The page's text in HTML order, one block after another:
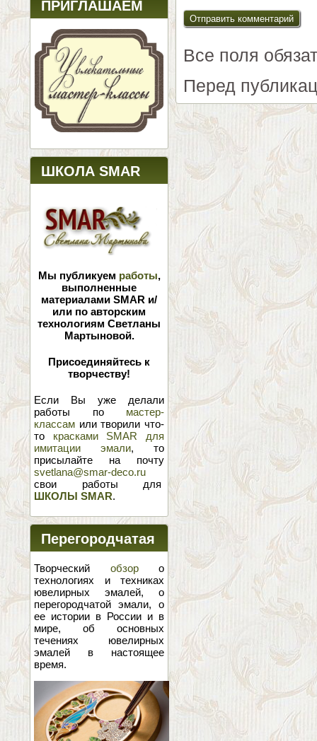
ПРИГЛАШАЕМ
ШКОЛА SMAR
Мы публикуем работы,
выполненные
материалами SMAR и/
или по авторским
технологиям Светланы
Мартыновой.
Присоединяйтесь к
творчеству!
Если Вы уже делали
работы по мастер-
классам или творили что-
то красками SMAR для
имитации эмали, то
присылайте на почту
svetlana@smar-deco.ru
свои работы для
ШКОЛЫ SMAR.
Перегородчатая
эмаль
Творческий обзоро
технологиях и техниках
ювелирных эмалей, о
перегородчатой эмали, о
ее истории в России и в
мире, об основных
течениях ювелирных
эмалей в настоящее
время.
Все поля
Перед